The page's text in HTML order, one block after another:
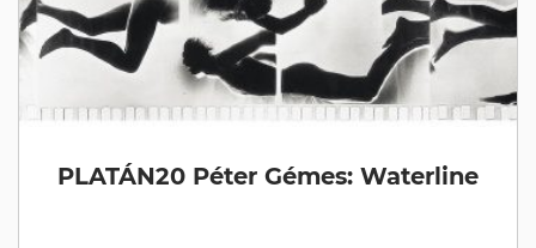
PLATÁN20 Péter Gémes: Waterline